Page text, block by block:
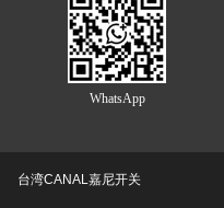
WhatsApp
台湾CANAL嘉尼开关